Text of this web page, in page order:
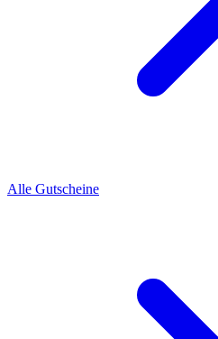
Alle Gutscheine